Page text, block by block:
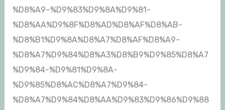
%D8%A9–%D9%83%D9%8A%D9%81-
%D8%AA%D9%8F%D8%AD%D8%AF%D8%AB-
%D8%B1%D9%8A%D8%A7%D8%AF%D8%A9-
%D8%A7%D9%84%D8%A3%D8%B9%D9%85%D8%A7
%D9%84-%D9%81%D9%8A-
%D9%85%D8%AC%D8%A7%D9%84-
%D8%A7%D9%84%D8%AA%D9%83%D9%86%D9%88